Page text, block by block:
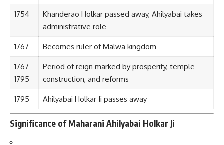
1754
Khanderao Holkar passed away, Ahilyabai takes
administrative role
1767 Becomes ruler of Malwa kingdom
1767-
1795
Period of reign marked by prosperity, temple
construction, and reforms
1795 Ahilyabai Holkar Ji passes away
Significance of Maharani Ahilyabai Holkar Ji